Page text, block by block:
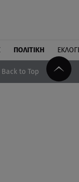
ΠΟΛΙΤΙΚΗ
Back to Top